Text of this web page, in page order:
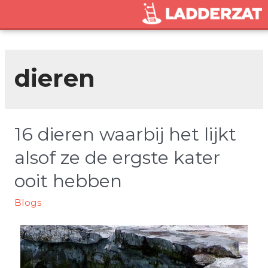
dieren
16 dieren waarbij het lijkt
alsof ze de ergste kater
ooit hebben
Blogs